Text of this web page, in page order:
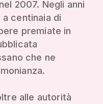
2007. Negli anni
centinaia di
premiate in
che ne
alle autorità